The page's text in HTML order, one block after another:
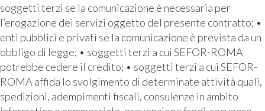
soggetti terzi se la comunicazione è necessaria per
l’erogazione dei servizi oggetto del presente contratto; •
enti pubblici e privati se la comunicazione è prevista da un
obbligo di legge; • soggetti terzi a cui SEFOR-ROMA
potrebbe cedere il credito; • soggetti terzi a cui SEFOR-
ROMA affida lo svolgimento di determinate attività quali,
spedizioni, adempimenti fiscali, consulenze in ambito